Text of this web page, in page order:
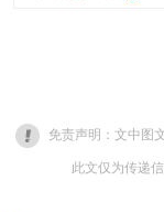
免责声明：文中图
此文仅为传递